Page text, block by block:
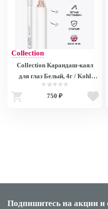
Collection
Collection Карандаш-каял
для глаз Белый, 4г / Kohl
Eyeliner Precision Colour
White U5168 U5168
750 ₽
Подпишитесь на акции и